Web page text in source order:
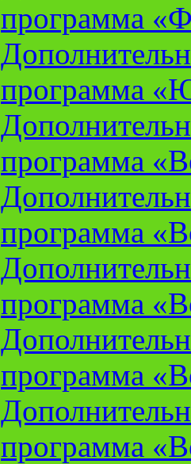
программа
программа
программа
программа
программа
программа
программа